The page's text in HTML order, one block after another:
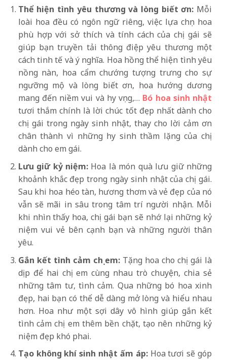
Thể hiện tình yêu thương và lòng biết ơn: Mỗi
loài hoa đều có ngôn ngữ riêng, việc lựa chọn hoa
phù hợp với sở thích và tính cách của chị gái sẽ
giúp bạn truyền tải thông điệp yêu thương một
cách tinh tế và ý nghĩa. Hoa hồng thể hiện tình yêu
nồng nàn, hoa cẩm chướng tượng trưng cho sự
ngưỡng mộ và lòng biết ơn, hoa hướng dương
mang đến niềm vui và hy vọng,… Bó hoa sinh nhật
tươi thắm chính là lời chúc tốt đẹp nhất dành cho
chị gái trong ngày sinh nhật, thay cho lời cảm ơn
chân thành vì những hy sinh thầm lặng của chị
dành cho em gái.
Lưu giữ kỷ niệm: Hoa là món quà lưu giữ những
khoảnh khắc đẹp trong ngày sinh nhật của chị gái.
Sau khi hoa héo tàn, hương thơm và vẻ đẹp của nó
vẫn sẽ mãi in sâu trong tâm trí người nhận. Mỗi
khi nhìn thấy hoa, chị gái bạn sẽ nhớ lại những kỷ
niệm vui vẻ bên cạnh bạn và những người thân
yêu.
Gắn kết tình cảm chị em: Tặng hoa cho chị gái là
dịp để hai chị em cùng nhau trò chuyện, chia sẻ
những tâm tư, tình cảm. Qua những bó hoa xinh
đẹp, hai bạn có thể dễ dàng mở lòng và hiểu nhau
hơn. Hoa như một sợi dây vô hình giúp gắn kết
tình cảm chị em thêm bền chặt, tạo nên những kỷ
niệm đẹp khó phai.
Tạo không khí sinh nhật ấm áp: Hoa tươi sẽ góp